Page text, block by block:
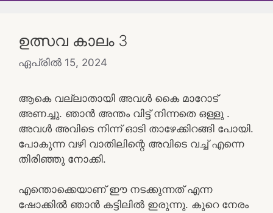
ഉത്സവ കാലം 3
ഏപ്രിൽ 15, 2024
ആകെ വല്ലാതായി അവൾ കൈ മാറോട്
അണച്ചു. ഞാൻ അന്തം വിട്ട് നിന്നതെ ഒള്ളു .
അവൾ അവിടെ നിന്ന് ഓടി താഴേക്കിറങ്ങി പോയി.
പോകുന്ന വഴി വാതിലിന്റെ അവിടെ വച്ച് എന്നെ
തിരിഞ്ഞു നോക്കി.
എന്തൊക്കെയാണ് ഈ നടക്കുന്നത് എന്ന
ഷോക്കിൽ ഞാൻ കട്ടിലിൽ ഇരുന്നു. കുറെ നേരം